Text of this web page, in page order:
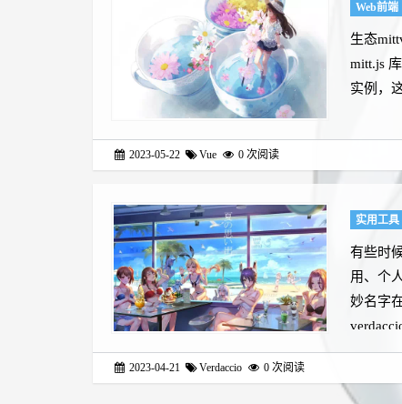
Web前端
生态
mitt.js
实例，
2023-05-22 Vue 0次阅读
实用工具
有些时
用、个
妙名字
2023-04-21 Verdaccio 0次阅读